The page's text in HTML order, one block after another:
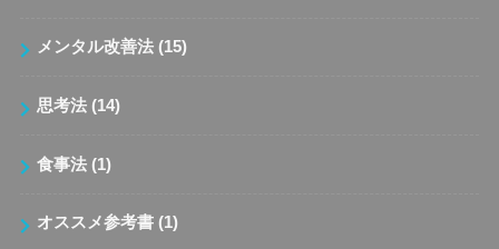
メンタル改善法 (15)
思考法 (14)
食事法 (1)
オススメ参考書 (1)